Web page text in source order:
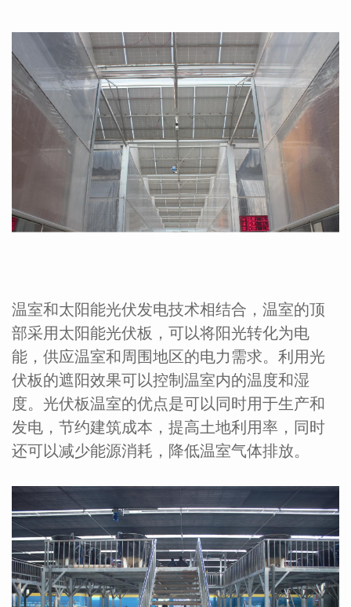
温室和太阳能光伏发电技术相结合，温室的顶
部采用太阳能光伏板，可以将阳光转化为电
能，供应温室和周围地区的电力需求。利用光
伏板的遮阳效果可以控制温室内的温度和湿
度。光伏板温室的优点是可以同时用于生产和
发电，节约建筑成本，提高土地利用率，同时
还可以减少能源消耗，降低温室气体排放。